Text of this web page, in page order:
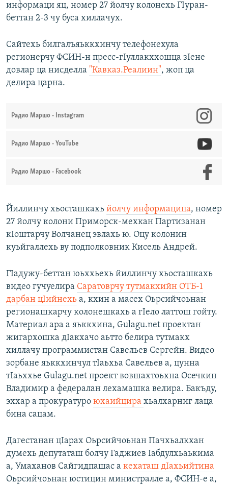
информаци яц, номер 27 йолчу колонехь ГIуран-
беттан 2-3 чу буса хиллачух.
Сайтехь билгалъяьккхинчу телефонехула
регионерчу ФСИН-н пресс-гIуллакххошца зIене
довлар ца нисделла "Кавказ.Реалиин", жоп ца
делира царна.
Радио Маршо - Instagram
Радио Маршо - YouTube
Радио Маршо - Facebook
Йиллинчу хьосташкахь йолчу информацица, номер
27 йолчу колони Приморск-мехкан Партизанан
кIоштарчу Волчанец эвлахь ю. Оцу колонин
куьйгаллехь ву подполковник Кисель Андрей.
ГIадужу-беттан юьххьехь йиллинчу хьосташкахь
видео гучуелира Саратоврчу тутмакхийн ОТБ-1
дарбан цIийнехь а, кхин а масех Оьрсийчоьнан
регионашкарчу колонешкахь а гIело латтош гойту.
Материал ара а яьккхина, Gulagu.net проектан
жигархошка дIакхачо аьтто белира тутмакх
хиллачу программистан Савельев Сергейн. Видео
зорбане яьккхинчул тIаьхьа Савельев а, цунна
тIаьххье Gulagu.net проект вовшахтоьхна Осечкин
Владимир а федералан лехамашка велира. Бакъду,
эххар а прокуратуро юхаийцира хьалхарниг лаца
бина сацам.
Дагестанан цIарах Оьрсийчоьнан Пачхьалкхан
думехь депутаташ болчу Гаджиев Iабдулхьаькима
а, Умаханов Сайгидпашас а кехаташ дIахьийтина
Оьрсийчоьнан юстицин министралле а, ФСИН-е а,